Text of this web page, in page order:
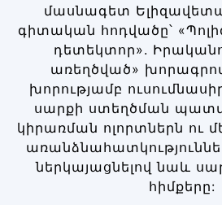
մասնագետ
գիտական հոդվածը՝
դետեկտոր».
առեղծված»
խորությամբ
սարքի ստեղծման
կիրառման ոլորտներն ու
ներկայացնելով նաև
հիմքերը: